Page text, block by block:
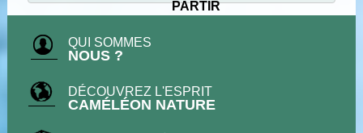
PARTIR
QUI SOMMES
NOUS ?
DÉCOUVREZ L'ESPRIT
CAMÉLÉON NATURE